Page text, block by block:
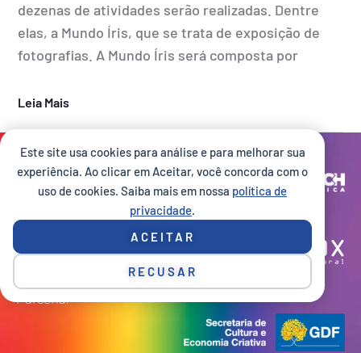
Este site usa cookies para análise e para melhorar sua
experiência. Ao clicar em Aceitar, você concorda com o
uso de cookies. Saiba mais em nossa política de
privacidade.
ACEITAR
RECUSAR
dezenas de atividades serão realizadas. Dentre
elas, a Mundo Íris, que se trata de exposição de
fotografias. A Mundo Íris será composta por
Leia Mais
Site desenvolvido por:
Execução:
Parceria: